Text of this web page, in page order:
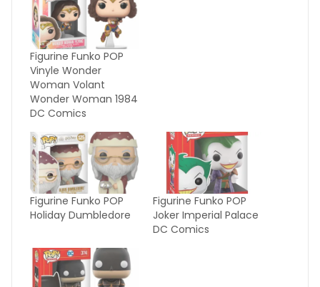
Figurine Funko POP
Vinyle Wonder
Woman Volant
Wonder Woman 1984
DC Comics
Figurine Funko POP
Holiday Dumbledore
Figurine Funko POP
Joker Imperial Palace
DC Comics